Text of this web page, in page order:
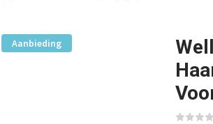
Aanbieding